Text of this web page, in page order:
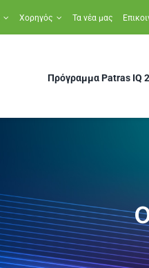
Χορηγός Τα νέα μας
Πρόγραμμα Patras IQ